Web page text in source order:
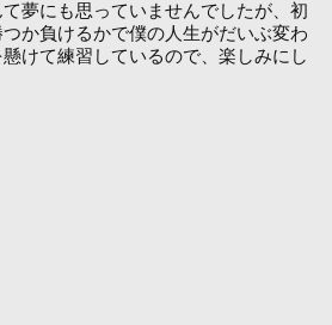
夢にも思っていませんでしたが、初
か負けるかで僕の人生がだいぶ変わ
けて練習しているので、楽しみにし